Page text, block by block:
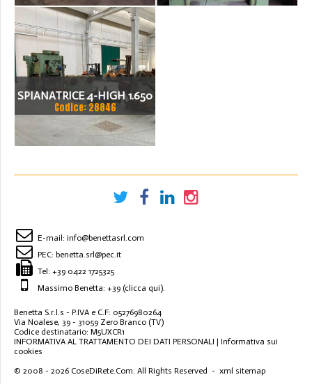
1.500 X 12
SPIANATRICE 4-HIGH 1.650
X 10 (12)
Codice: 28846
E-mail: info@benettasrl.com
PEC: benetta.srl@pec.it
Tel: +39 0422 1725325
Massimo Benetta: +39 (clicca qui).
Benetta S.r.l.s - P.IVA e C.F: 05276980264
Via Noalese, 39 - 31059 Zero Branco (TV)
Codice destinatario: M5UXCR1
INFORMATIVA AL TRATTAMENTO DEI DATI PERSONALI | Informativa sui
cookies
© 2008 - 2026 CoseDiRete.Com. All Rights Reserved - xml sitemap